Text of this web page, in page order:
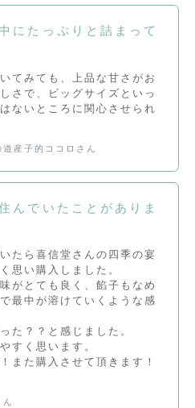
にたっぷりと詰まって
てみても、上品な甘さがお
さで、ビッグサイズといっ
ないところに関心させられ
産子的ココロさん
んでいたことがありま
たら喜信堂さんの四季の宴
思い購入しました。
がとても良く、餡子もなめ
最中が溶けていくような感
た？？と感じました。
すく思います。
また購入させて頂きます！